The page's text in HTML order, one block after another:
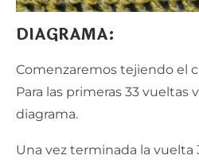
DIAGRAMA:
Comenzaremos tejiendo el
Para las primeras 33 vueltas
diagrama.
Una vez terminada la vuelta